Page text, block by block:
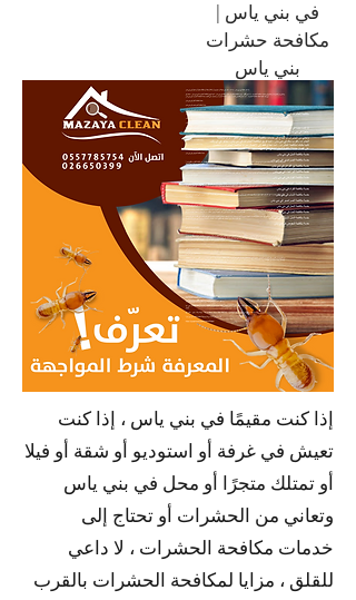
في بني ياس |
مكافحة حشرات
بني ياس
إذا كنت مقيمًا في بني ياس ، إذا كنت
تعيش في غرفة أو استوديو أو شقة أو فيلا
أو تمتلك متجرًا أو محل في بني ياس
وتعاني من الحشرات أو تحتاج إلى
خدمات مكافحة الحشرات ، لا داعي
للقلق ، مزايا لمكافحة الحشرات بالقرب